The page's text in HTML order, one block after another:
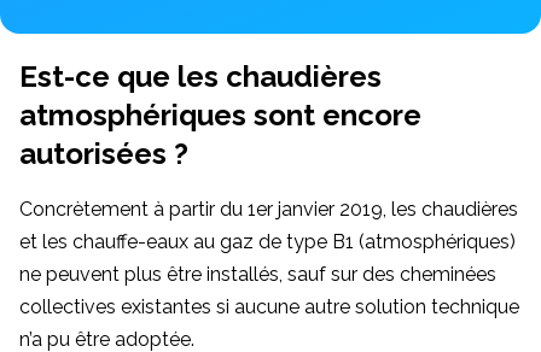
Est-ce que les chaudières
atmosphériques sont encore
autorisées ?
Concrètement à partir du 1er janvier 2019, les chaudières
et les chauffe-eaux au gaz de type B1 (atmosphériques)
ne peuvent plus être installés, sauf sur des cheminées
collectives existantes si aucune autre solution technique
n’a pu être adoptée.